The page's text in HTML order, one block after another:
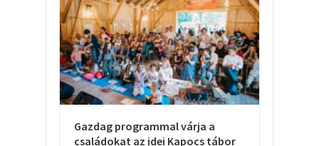
Gazdag programmal várja a
családokat az idei Kapocs tábor